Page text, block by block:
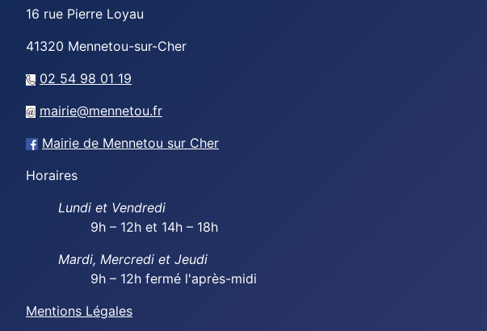
16 rue Pierre Loyau
41320 Mennetou-sur-Cher
02 54 98 01 19
mairie@mennetou.fr
Mairie de Mennetou sur Cher
Horaires
Lundi et Vendredi
9h – 12h et 14h – 18h
Mardi, Mercredi et Jeudi
9h – 12h fermé l'après-midi
Mentions Légales